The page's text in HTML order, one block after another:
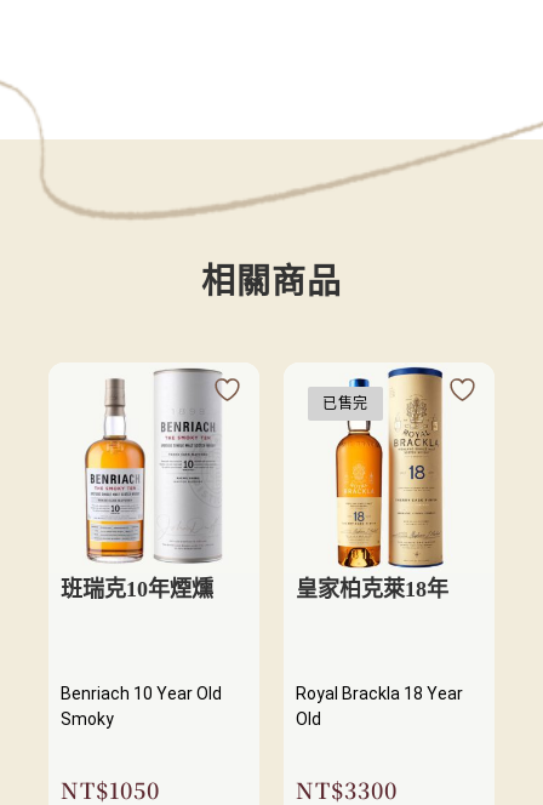
相關商品
班瑞克10年煙燻
Benriach 10 Year Old
Smoky
NT$1050
已售完
皇家柏克萊18年
Royal Brackla 18 Year
Old
NT$3300